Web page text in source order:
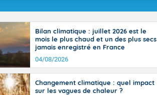
et
sur le
localement
de la
90 à 110
de Manche
avec
Bilan climatique : juillet 2026 est le
mois le plus chaud et un des plus secs
jamais enregistré en France
04/08/2026
Changement climatique : quel impact
sur les vagues de chaleur ?